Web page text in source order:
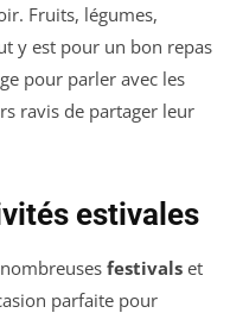
Fruits, légumes,
y est pour un bon repas
pour parler avec les
ravis de partager leur
estivales
festivals et
parfaite pour